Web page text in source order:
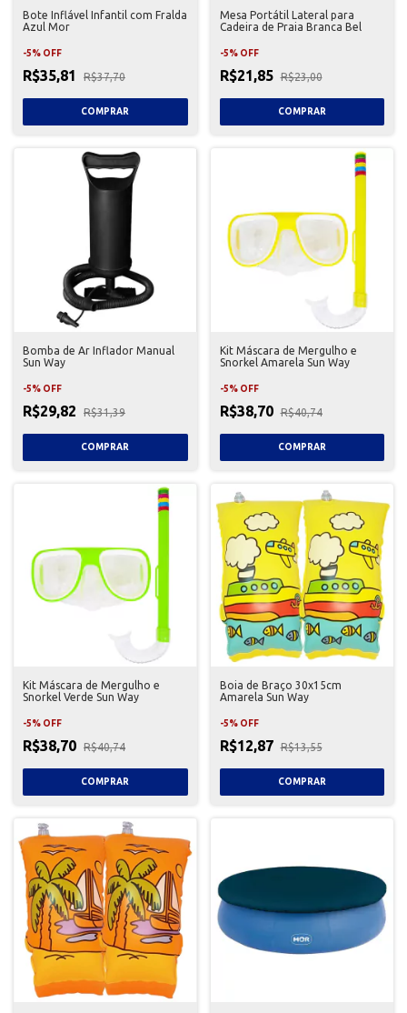
Bote Inflável Infantil com Fralda
Azul Mor
-5% OFF
R$35,81 R$37,70
Mesa Portátil Lateral para
Cadeira de Praia Branca Bel
-5% OFF
R$21,85 R$23,00
Bomba de Ar Inflador Manual
Sun Way
-5% OFF
R$29,82 R$31,39
Kit Máscara de Mergulho e
Snorkel Amarela Sun Way
-5% OFF
R$38,70 R$40,74
Kit Máscara de Mergulho e
Snorkel Verde Sun Way
-5% OFF
R$38,70 R$40,74
Boia de Braço 30x15cm
Amarela Sun Way
-5% OFF
R$12,87 R$13,55